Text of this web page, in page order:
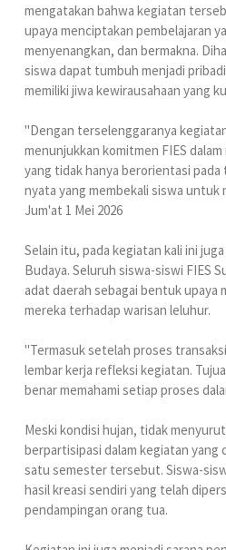
mengatakan bahwa kegiatan
upaya menciptakan pembelajaran
menyenangkan, dan bermakna.
siswa dapat tumbuh menjadi
memiliki jiwa kewirausahaan yang
"Dengan terselenggaranya
menunjukkan komitmen FIES
yang tidak hanya berorientasi
nyata yang membekali siswa untuk
Jum'at 1 Mei 2026
Selain itu, pada kegiatan kali ini
Budaya. Seluruh siswa-siswi FIES
adat daerah sebagai bentuk upaya
mereka terhadap warisan leluhur.
"Termasuk setelah proses
lembar kerja refleksi kegiatan.
benar memahami setiap proses
Meski kondisi hujan, tidak
berpartisipasi dalam kegiatan yang
satu semester tersebut. Siswa-
hasil kreasi sendiri yang telah
pendampingan orang tua.